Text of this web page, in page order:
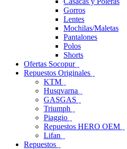
Gorros
Lentes
Mochilas/Maletas
Pantalones
Polos
Shorts
Ofertas Socopur
Repuestos Originales
KTM
Husqvarna
GASGAS
Triumph
Piaggio
Repuestos HERO OEM
Lifan
Repuestos